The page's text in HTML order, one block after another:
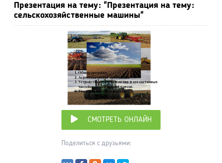
Презентация на тему: "Презентация на тему:
сельскохозяйственные машины"
СМОТРЕТЬ ОНЛАЙН
Поделиться с друзьями: